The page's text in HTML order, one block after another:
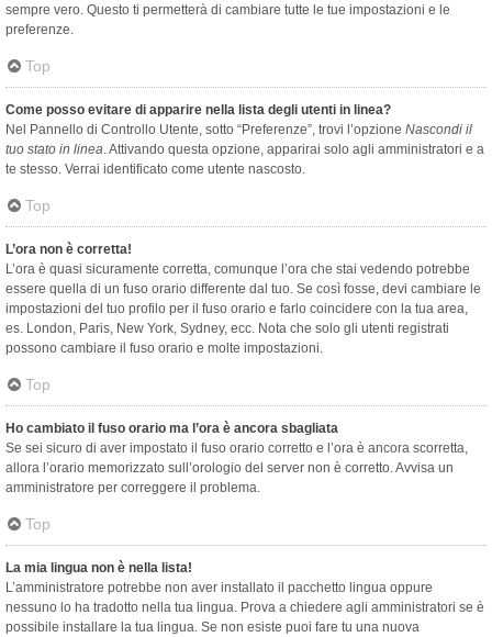
sempre vero. Questo ti permetterà di cambiare tutte le tue impostazioni e le
preferenze.
Top
Come posso evitare di apparire nella lista degli utenti in linea?
Nel Pannello di Controllo Utente, sotto “Preferenze”, trovi l’opzione Nascondi il
tuo stato in linea. Attivando questa opzione, apparirai solo agli amministratori e a
te stesso. Verrai identificato come utente nascosto.
Top
L’ora non è corretta!
L’ora è quasi sicuramente corretta, comunque l’ora che stai vedendo potrebbe
essere quella di un fuso orario differente dal tuo. Se così fosse, devi cambiare le
impostazioni del tuo profilo per il fuso orario e farlo coincidere con la tua area,
es. London, Paris, New York, Sydney, ecc. Nota che solo gli utenti registrati
possono cambiare il fuso orario e molte impostazioni.
Top
Ho cambiato il fuso orario ma l’ora è ancora sbagliata
Se sei sicuro di aver impostato il fuso orario corretto e l’ora è ancora scorretta,
allora l’orario memorizzato sull’orologio del server non è corretto. Avvisa un
amministratore per correggere il problema.
Top
La mia lingua non è nella lista!
L’amministratore potrebbe non aver installato il pacchetto lingua oppure
nessuno lo ha tradotto nella tua lingua. Prova a chiedere agli amministratori se è
possibile installare la tua lingua. Se non esiste puoi fare tu una nuova